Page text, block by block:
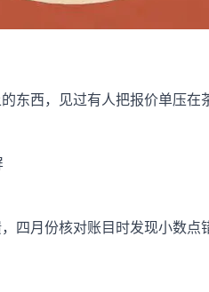
东西，见过有人把报价单压在
四月份核对账目时发现小数点